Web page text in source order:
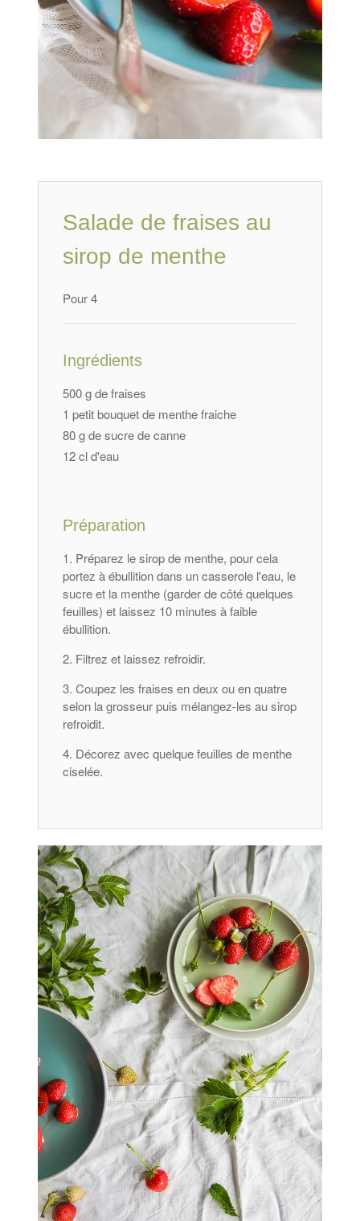
Salade de fraises au
sirop de menthe
Pour 4
Ingrédients
500 g de fraises
1 petit bouquet de menthe fraiche
80 g de sucre de canne
12 cl d'eau
Préparation
Préparez le sirop de menthe, pour cela
portez à ébullition dans un casserole l'eau, le
sucre et la menthe (garder de côté quelques
feuilles) et laissez 10 minutes à faible
ébullition.
Filtrez et laissez refroidir.
Coupez les fraises en deux ou en quatre
selon la grosseur puis mélangez-les au sirop
refroidit.
Décorez avec quelque feuilles de menthe
ciselée.